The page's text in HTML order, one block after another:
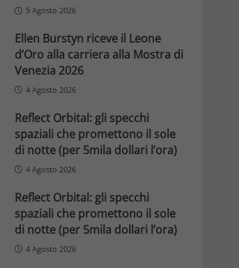
5 Agosto 2026
Ellen Burstyn riceve il Leone
d’Oro alla carriera alla Mostra di
Venezia 2026
4 Agosto 2026
Reflect Orbital: gli specchi
spaziali che promettono il sole
di notte (per 5mila dollari l’ora)
4 Agosto 2026
Reflect Orbital: gli specchi
spaziali che promettono il sole
di notte (per 5mila dollari l’ora)
4 Agosto 2026